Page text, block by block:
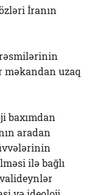
İranın
uzaq
baxımdan
aradan
ilə bağlı